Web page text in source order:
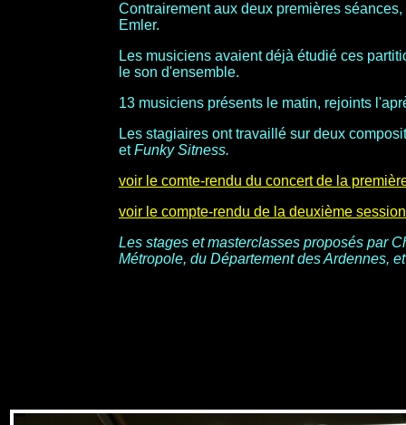
Contrairement aux deux premières
Emler.
Les musiciens avaient déjà étudié ces
le son d'ensemble.
13 musiciens présents le matin, rejoints
Les stagiaires ont travaillé sur deux
etFunky Sitness.
voir le comte-rendu du concert de la
voir le compte-rendu de la deuxième session
Les stages et masterclasses proposés par
Métropole, du Département des Ardennes,